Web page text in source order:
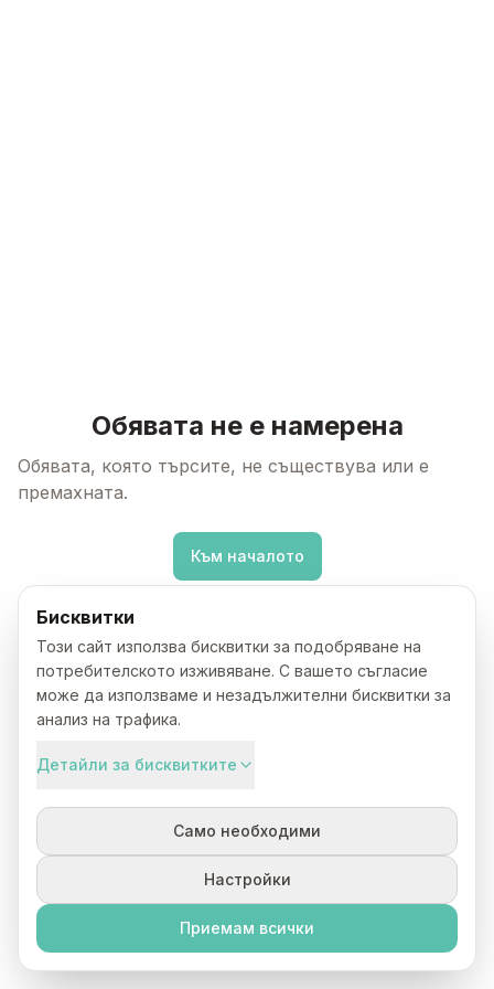
Обявата не е намерена
Обявата, която търсите, не съществува или е
премахната.
Към началото
Бисквитки
Този сайт използва бисквитки за подобряване на
потребителското изживяване. С вашето съгласие
може да използваме и незадължителни бисквитки за
анализ на трафика.
Детайли за бисквитките
Само необходими
Настройки
Приемам всички